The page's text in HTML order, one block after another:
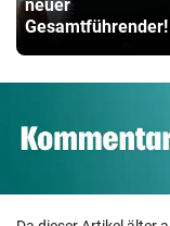
neuer
Gesamtführender!